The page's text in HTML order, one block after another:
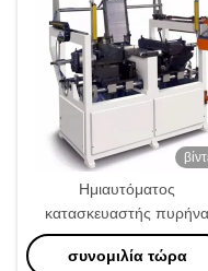
Ημιαυτόματος
κατασκευαστής πυρήνα
ψυκτικού 800 mm
μέγεθος πυρήνα
συνομιλία τώρα